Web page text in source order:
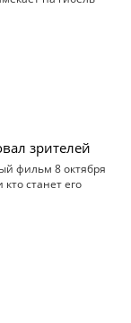
зрителей
фильм 8 октября
станет его